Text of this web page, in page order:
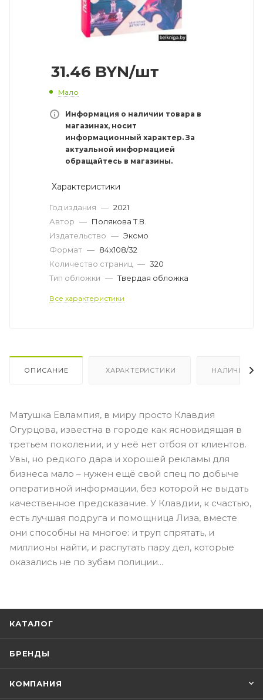
31.46 BYN/шт
Мало
Информация о наличии товара в
магазинах, носит
информационный характер. За
актуальной информацией
обращайтесь в магазины.
Характеристики
Год издания — 2021
Автор — Полякова Т.В.
Издательство — Эксмо
Формат — 84x108/32
Количество страниц — 320
Тип обложки — Твердая обложка
Все характеристики
ОПИСАНИЕ ХАРАКТЕРИСТИКИ НАЛИЧИЕ
Матушка Евлампия, в миру просто Клавдия
Огурцова, известна в городе как ясновидящая в
третьем поколении, и у неё нет отбоя от клиентов.
Увы, но редкого дара и хорошей рекламы для
бизнеса мало – нужен ещё свой спец по добыче
оперативной информации, без которой не выдать
качественное предсказание. У Клавдии, к счастью,
есть лучшая подруга и помощница Лиза, вместе
они способны на многое: и труп спрятать, и
миллионы найти, и распутать пару дел, которые
оказались не по зубам полиции...
КАТАЛОГ
БРЕНДЫ
КОМПАНИЯ